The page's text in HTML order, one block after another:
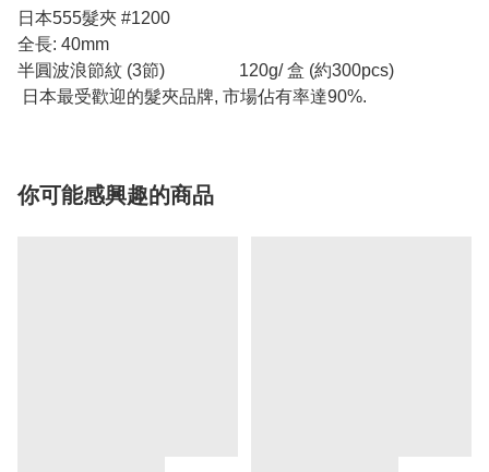
日本555髮夾 #1200
全長: 40mm
半圓波浪節紋 (3節) 120g/ 盒 (約300pcs)
日本最受歡迎的髮夾品牌, 市場佔有率達90%.
你可能感興趣的商品